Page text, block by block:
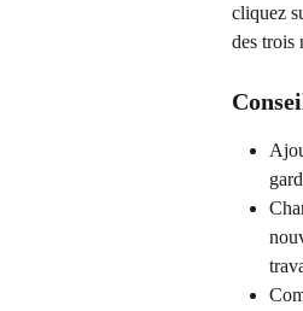
cliquez
des trois